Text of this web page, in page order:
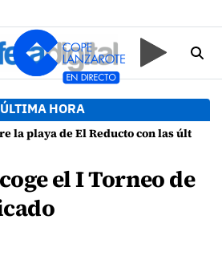
ÚLTIMA HORA
con las últimas analíticas mostrando "una buena calidad de las aguas para el baño"
el I Torneo de